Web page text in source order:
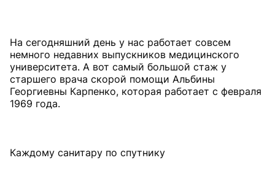
На сегодняшний день у нас работает совсем
немного недавних выпускников медицинского
университета. А вот самый большой стаж у
старшего врача скорой помощи Альбины
Георгиевны Карпенко, которая работает с февраля
1969 года.
Каждому санитару по спутнику